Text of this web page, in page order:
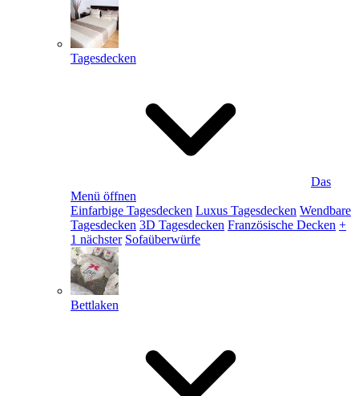
Tagesdecken
Das
Menü öffnen
Einfarbige Tagesdecken Luxus Tagesdecken Wendbare
Tagesdecken 3D Tagesdecken Französische Decken +
1 nächster Sofaüberwürfe
Bettlaken